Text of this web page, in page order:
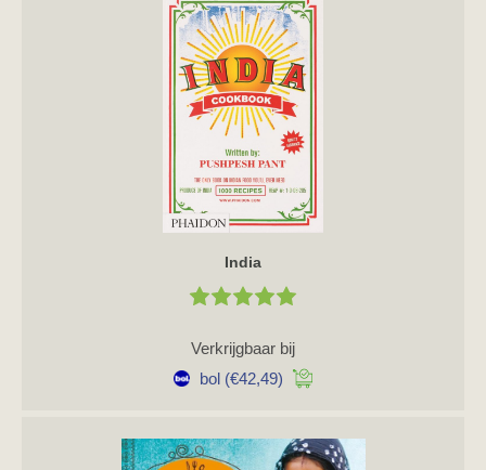
India
Verkrijgbaar bij
bol (€42,49)